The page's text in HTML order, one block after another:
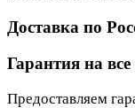
Доставка по
Гарантия на
Предоставляем